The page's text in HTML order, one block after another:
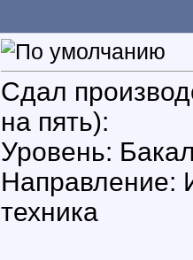
Сдал
на пять):
Уровень:
Направление:
техника